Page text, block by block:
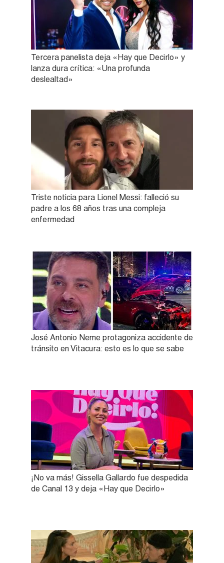
Tercera panelista deja «Hay que Decirlo» y
lanza dura crítica: «Una profunda
deslealtad»
Triste noticia para Lionel Messi: falleció su
padre a los 68 años tras una compleja
enfermedad
José Antonio Neme protagoniza accidente de
tránsito en Vitacura: esto es lo que se sabe
¡No va más! Gissella Gallardo fue despedida
de Canal 13 y deja «Hay que Decirlo»